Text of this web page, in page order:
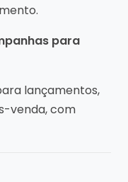
para
lançamentos,
venda, com